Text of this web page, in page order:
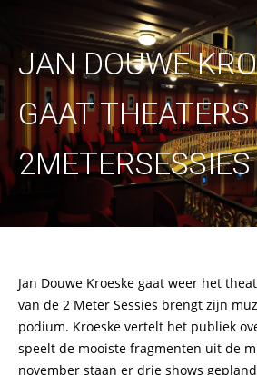
JAN DOUWE
GAAT
2METERSESSIES
Jan Douwe Kroeske gaat weer het
van de 2 Meter Sessies brengt zijn
podium. Kroeske vertelt het publiek
speelt de mooiste fragmenten uit de
november staan er drie shows